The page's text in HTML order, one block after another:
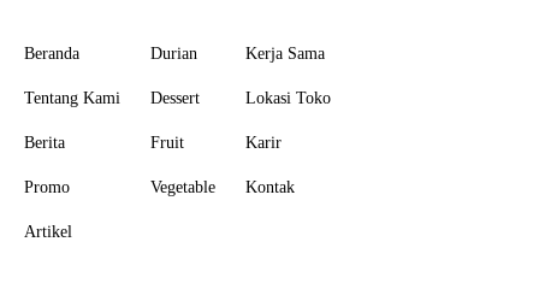
Beranda
Tentang Kami
Berita
Promo
Artikel
Durian
Dessert
Fruit
Vegetable
Kerja Sama
Lokasi Toko
Karir
Kontak